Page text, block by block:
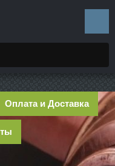
Оплата и Доставка